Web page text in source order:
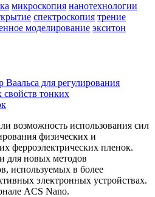
микроскопия нанотехнологии
спектроскопия трение
моделирование экситон
для регулирования
тонких
возможность использования сил
физических и
ферроэлектрических пленок.
для новых методов
используемых в более
электронных устройствах.
ACS Nano.